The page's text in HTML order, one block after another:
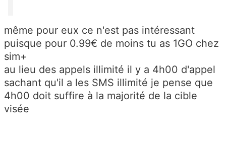
même pour eux ce n'est pas intéressant
puisque pour 0.99€ de moins tu as 1GO chez
sim+
au lieu des appels illimité il y a 4h00 d'appel
sachant qu'il a les SMS illimité je pense que
4h00 doit suffire à la majorité de la cible
visée